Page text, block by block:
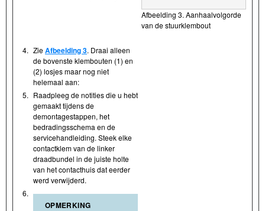
Afbeelding 3. Aanhaalvolgorde
van de stuurklembout
4. ZieAfbeelding 3. Draai alleen
de bovenste klembouten (1) en
(2) losjes maar nog niet
helemaal aan:
5. Raadpleeg de notities die u hebt
gemaakt tijdens de
demontagestappen, het
bedradingsschema en de
servicehandleiding. Steek elke
contactklem van de linker
draadbundel in de juiste holte
van het contacthuis dat eerder
werd verwijderd.
6.
OPMERKING